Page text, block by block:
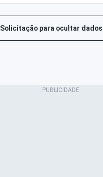
Solicitação para ocultar dados